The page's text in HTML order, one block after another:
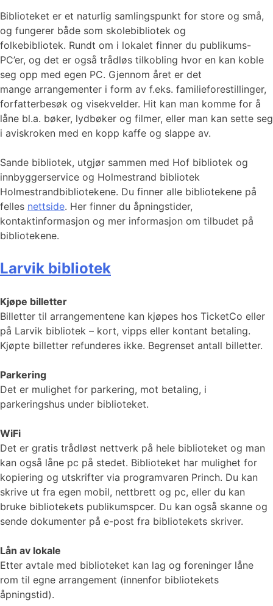
Biblioteket er et naturlig samlingspunkt for store og små,
og fungerer både som skolebibliotek og
folkebibliotek. Rundt om i lokalet finner du publikums-
PC’er, og det er også trådløs tilkobling hvor en kan koble
seg opp med egen PC. Gjennom året er det
mange arrangementer i form av f.eks. familieforestillinger,
forfatterbesøk og visekvelder. Hit kan man komme for å
låne bl.a. bøker, lydbøker og filmer, eller man kan sette seg
i aviskroken med en kopp kaffe og slappe av.
Sande bibliotek, utgjør sammen med Hof bibliotek og
innbyggerservice og Holmestrand bibliotek
Holmestrandbibliotekene. Du finner alle bibliotekene på
felles nettside. Her finner du åpningstider,
kontaktinformasjon og mer informasjon om tilbudet på
bibliotekene.
Larvik bibliotek
Kjøpe billetter
Billetter til arrangementene kan kjøpes hos TicketCo eller
på Larvik bibliotek – kort, vipps eller kontant betaling.
Kjøpte billetter refunderes ikke. Begrenset antall billetter.
Parkering
Det er mulighet for parkering, mot betaling, i
parkeringshus under biblioteket.
WiFi
Det er gratis trådløst nettverk på hele biblioteket og man
kan også låne pc på stedet. Biblioteket har mulighet for
kopiering og utskrifter via programvaren Princh. Du kan
skrive ut fra egen mobil, nettbrett og pc, eller du kan
bruke bibliotekets publikumspcer. Du kan også skanne og
sende dokumenter på e-post fra bibliotekets skriver.
Lån av lokale
Etter avtale med biblioteket kan lag og foreninger låne
rom til egne arrangement (innenfor bibliotekets
åpningstid).